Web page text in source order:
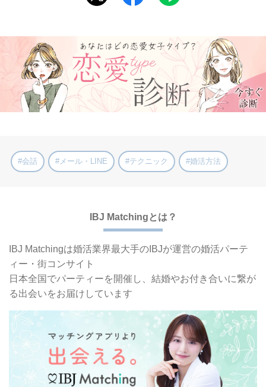
#会話 #メール・LINE #テクニック #婚活方法
IBJ Matchingとは？
IBJ Matchingは婚活業界最大手の IBJが運営の婚活パーテ
ィー・街コンサイト
日本全国でパーティーを開催し、 結婚やお付き合いに繋が
る出会いをお届けしています